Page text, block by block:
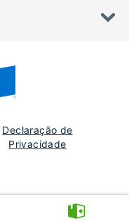
Declaração de
Privacidade